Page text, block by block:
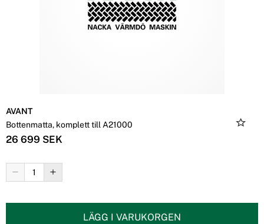
AVANT
Bottenmatta, komplett till A21000
26 699 SEK
LÄGG I VARUKORGEN